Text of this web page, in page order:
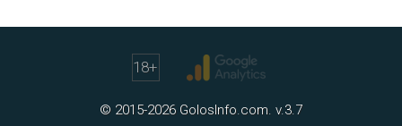
18+
© 2015-2026 GolosInfo.com. v.3.7